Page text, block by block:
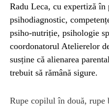
Radu Leca, cu expertiză
psihodiagnostic,
psiho-nutriție, psihologie
coordonatorul Atelierelor
susține că alienarea
trebuit să rămână sigure.
Rupe copilul în două,